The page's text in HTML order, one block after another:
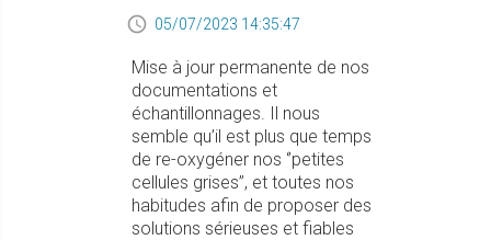
05/07/2023 14:35:47
Mise à jour permanente de nos
documentations et
échantillonnages. Il nous
semble qu’il est plus que temps
de re-oxygéner nos ‘’petites
cellules grises’’, et toutes nos
habitudes afin de proposer des
solutions sérieuses et fiables